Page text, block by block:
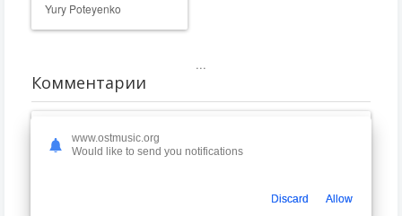
Yury Poteyenko
...
Комментарии
Алекс 30.07.2019 22:59
www.ostmusic.org
Would like to send you notifications
Discard Allow